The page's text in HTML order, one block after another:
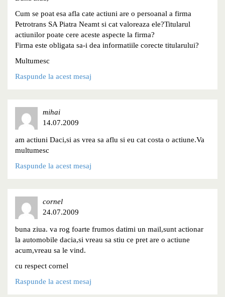
Cum se poat esa afla cate actiuni are o persoanal a firma
Petrotrans SA Piatra Neamt si cat valoreaza ele?Titularul
actiunilor poate cere aceste aspecte la firma?
Firma este obligata sa-i dea informatiile corecte titularului?
Multumesc
Raspunde la acest mesaj
mihai
14.07.2009
am actiuni Daci,si as vrea sa aflu si eu cat costa o actiune.Va
multumesc
Raspunde la acest mesaj
cornel
24.07.2009
buna ziua. va rog foarte frumos datimi un mail,sunt actionar
la automobile dacia,si vreau sa stiu ce pret are o actiune
acum,vreau sa le vind.
cu respect cornel
Raspunde la acest mesaj